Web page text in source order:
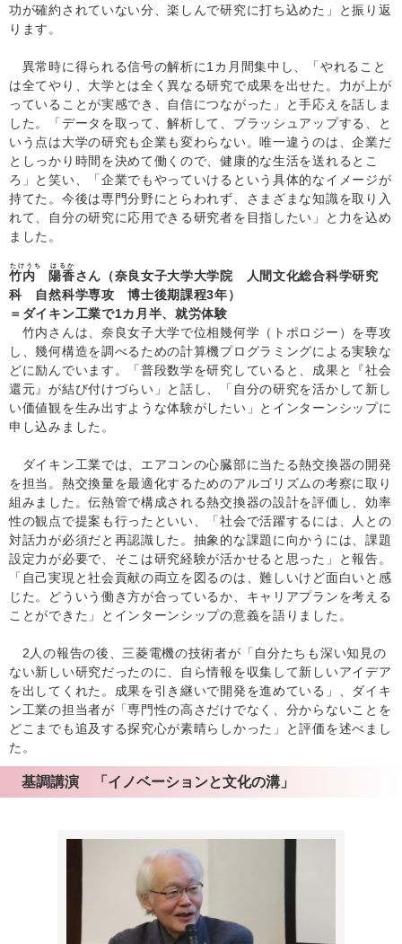
功が確約されていない分、楽しんで研究に打ち込めた」と振り返
ります。
異常時に得られる信号の解析に1カ月間集中し、「やれること
は全てやり、大学とは全く異なる研究で成果を出せた。力が上が
っていることが実感でき、自信につながった」と手応えを話しま
した。「データを取って、解析して、ブラッシュアップする、と
いう点は大学の研究も企業も変わらない。唯一違うのは、企業だ
としっかり時間を決めて働くので、健康的な生活を送れるとこ
ろ」と笑い、「企業でもやっていけるという具体的なイメージが
持てた。今後は専門分野にとらわれず、さまざまな知識を取り入
れて、自分の研究に応用できる研究者を目指したい」と力を込め
ました。
竹内 陽香
たけうち はるか
さん（奈良女子大学大学院 人間文化総合科学研究
科 自然科学専攻 博士後期課程3年）
＝ダイキン工業で1カ月半、就労体験
竹内さんは、奈良女子大学で位相幾何学（トポロジー）を専攻
し、幾何構造を調べるための計算機プログラミングによる実験な
どに励んでいます。「普段数学を研究していると、成果と『社会
還元』が結び付けづらい」と話し、「自分の研究を活かして新し
い価値観を生み出すような体験がしたい」とインターンシップに
申し込みました。
ダイキン工業では、エアコンの心臓部に当たる熱交換器の開発
を担当。熱交換量を最適化するためのアルゴリズムの考察に取り
組みました。伝熱管で構成される熱交換器の設計を評価し、効率
性の観点で提案も行ったといい、「社会で活躍するには、人との
対話力が必須だと再認識した。抽象的な課題に向かうには、課題
設定力が必要で、そこは研究経験が活かせると思った」と報告。
「自己実現と社会貢献の両立を図るのは、難しいけど面白いと感
じた。どういう働き方が合っているか、キャリアプランを考える
ことができた」とインターンシップの意義を語りました。
2人の報告の後、三菱電機の技術者が「自分たちも深い知見の
ない新しい研究だったのに、自ら情報を収集して新しいアイデア
を出してくれた。成果を引き継いで開発を進めている」、ダイキ
ン工業の担当者が「専門性の高さだけでなく、分からないことを
どこまでも追及する探究心が素晴らしかった」と評価を述べまし
た。
基調講演 「イノベーションと文化の溝」